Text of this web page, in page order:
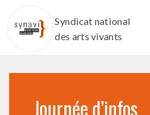
contenu
Syndicat national
des arts vivants
Journée d’infos